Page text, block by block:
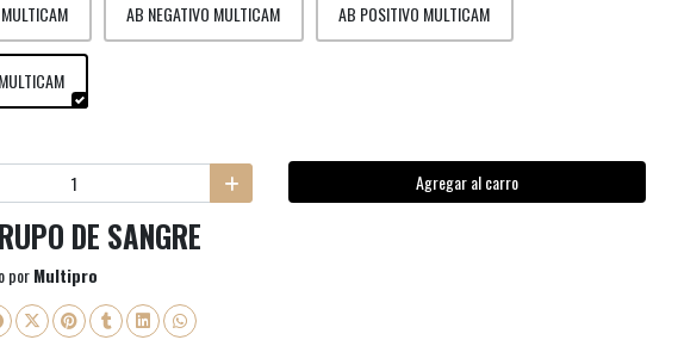
AB NEGATIVO MULTICAM AB POSITIVO MULTICAM
Agregar al carro
DE SANGRE
porMultipro